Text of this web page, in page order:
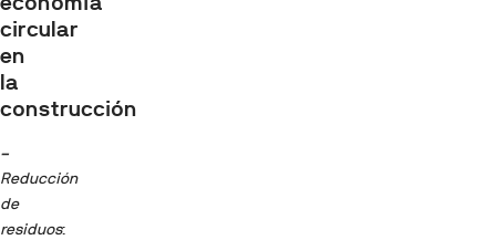
circular
en
la
construcción
–
Reducción
de
residuos: